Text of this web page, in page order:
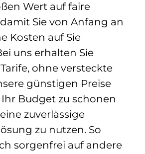
Wert auf faire
Sie von Anfang an
Kosten auf Sie
uns erhalten Sie
ohne versteckte
günstigen Preise
Budget zu schonen
zuverlässige
zu nutzen. So
sorgenfrei auf andere